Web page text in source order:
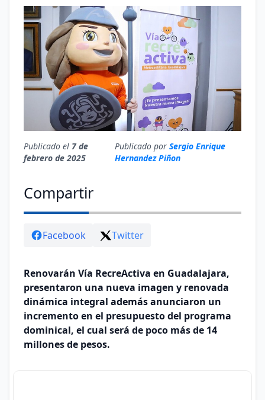
Publicado el 7 de
febrero de 2025
Publicado porSergio Enrique
Hernandez Piñon
Compartir
Facebook Twitter
Renovarán Vía RecreActiva en Guadalajara,
presentaron una nueva imagen y renovada
dinámica integral además anunciaron un
incremento en el presupuesto del programa
dominical, el cual será de poco más de 14
millones de pesos.